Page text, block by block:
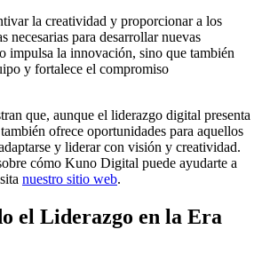
la creatividad y proporcionar a los
necesarias para desarrollar nuevas
impulsa la innovación, sino que también
y fortalece el compromiso
que, aunque el liderazgo digital presenta
ofrece oportunidades para aquellos
y liderar con visión y creatividad.
cómo Kuno Digital puede ayudarte a
nuestro sitio web.
el Liderazgo en la Era